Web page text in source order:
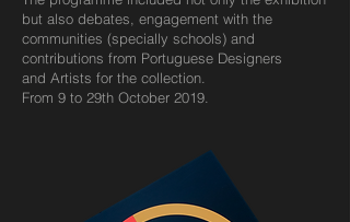
but also debates, engagement with the
communities (specially schools) and
contributions from Portuguese Designers
and Artists for the collection.
From 9 to 29th October 2019.